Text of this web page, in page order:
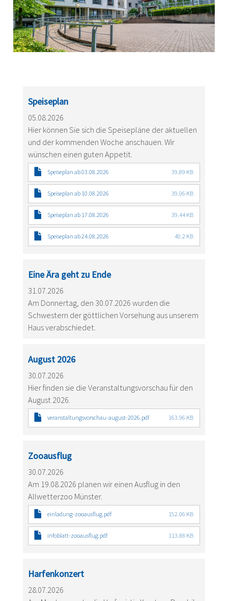
Speiseplan
05.08.2026
Hier können Sie sich die Speisepläne der aktuellen
und der kommenden Woche anschauen. Wir
wünschen einen guten Appetit.
Speiseplan ab 03.08.2026 39.89 KB
Speiseplan ab 10.08.2026 39.06 KB
Speiseplan ab 17.08.2026 39.44 KB
Speiseplan ab 24.08.2026 40.2 KB
Eine Ära geht zu Ende
31.07.2026
Am Donnertag, den 30.07.2026 wurden die
Schwestern der göttlichen Vorsehung aus unserem
Haus verabschiedet.
August 2026
30.07.2026
Hier finden sie die Veranstaltungsvorschau für den
August 2026.
veranstaltungsvorschau-august-2026.pdf 163.96 KB
Zooausflug
30.07.2026
Am 19.08.2026 planen wir einen Ausflug in den
Allwetterzoo Münster.
einladung-zooausflug.pdf 152.06 KB
infoblatt-zooausflug.pdf 113.88 KB
Harfenkonzert
28.07.2026